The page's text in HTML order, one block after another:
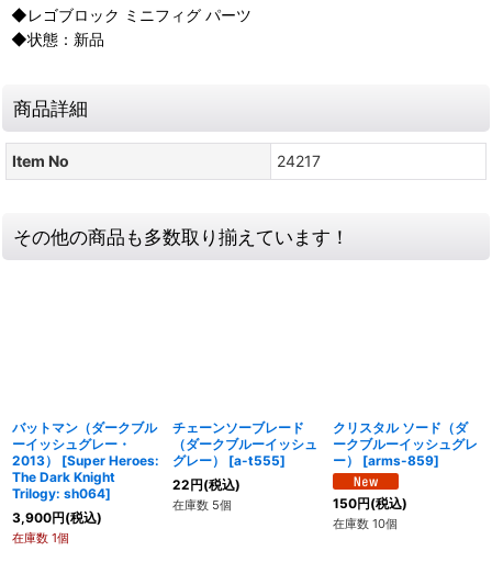
◆レゴブロック ミニフィグ パーツ
◆状態：新品
商品詳細
Item No 24217
その他の商品も多数取り揃えています！
バットマン（ダークブル
ーイッシュグレー・
2013）
[Super Heroes:
The Dark Knight
Trilogy: sh064]
3,900円(税込)
在庫数 1個
チェーンソーブレード
（ダークブルーイッシュ
グレー）
[a-t555]
22円(税込)
在庫数 5個
クリスタル ソード（ダ
ークブルーイッシュグレ
ー）
[arms-859]
150円(税込)
在庫数 10個